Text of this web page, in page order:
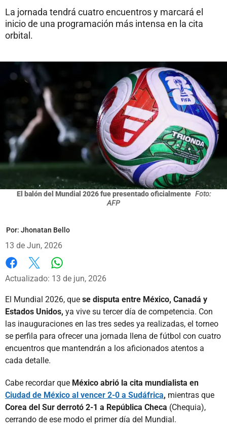
La jornada tendrá cuatro encuentros y marcará el
inicio de una programación más intensa en la cita
orbital.
El balón del Mundial 2026 fue presentado oficialmente Foto:
AFP
Por: Jhonatan Bello
13 de Jun, 2026
Facebook
X Whatsapp
Actualizado: 13 de jun, 2026
El Mundial 2026, que se disputa entre México, Canadá y
Estados Unidos, ya vive su tercer día de competencia. Con
las inauguraciones en las tres sedes ya realizadas, el torneo
se perfila para ofrecer una jornada llena de fútbol con cuatro
encuentros que mantendrán a los aficionados atentos a
cada detalle.
Cabe recordar que México abrió la cita mundialista en
Ciudad de México al vencer 2-0 a Sudáfrica, mientras que
Corea del Sur derrotó 2-1 a República Checa (Chequia),
cerrando de ese modo el primer día del Mundial.